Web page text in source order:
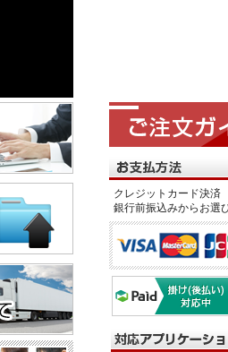
クレジットカード決
銀行前振込みからお選